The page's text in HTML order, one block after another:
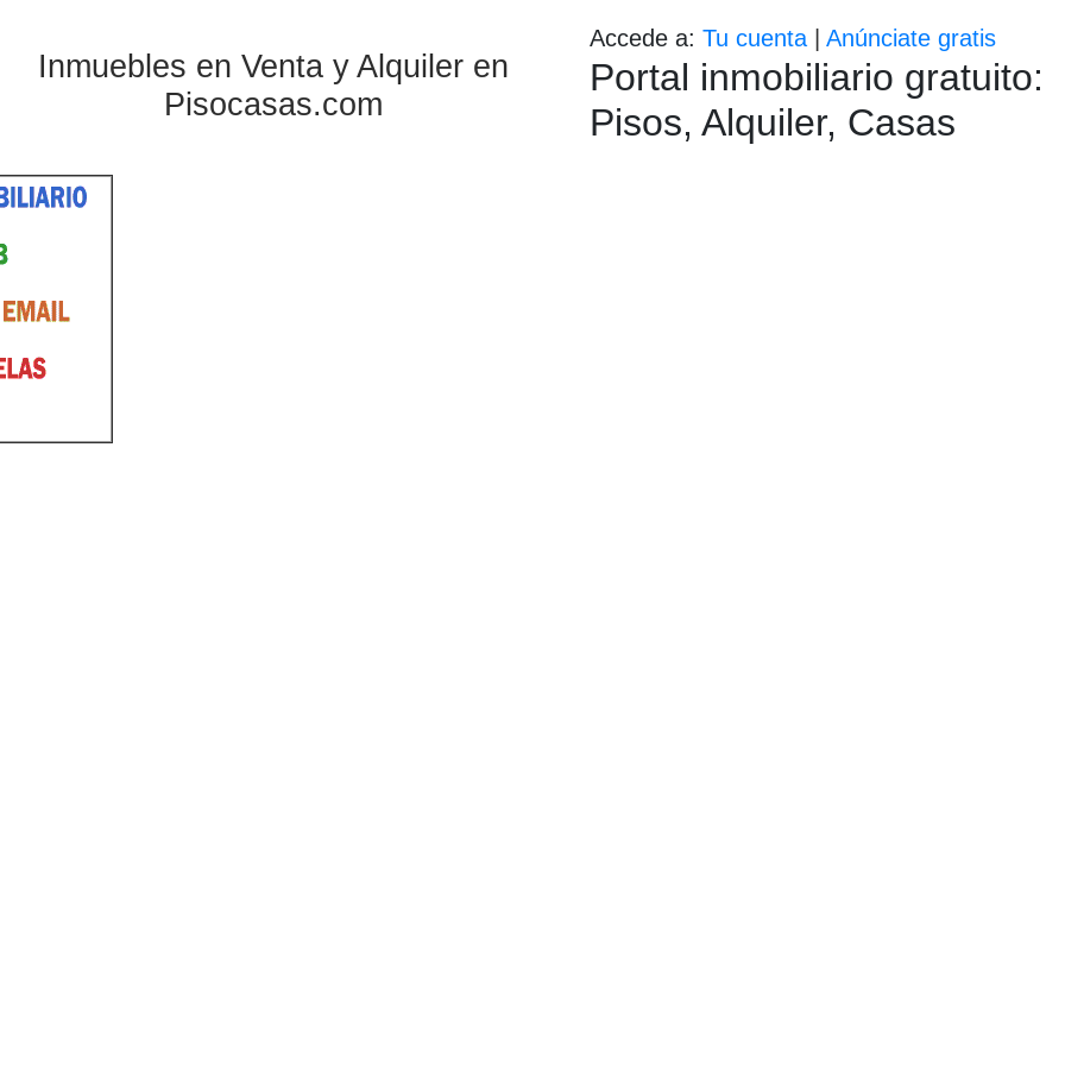
Inmuebles en Venta y Alquiler en
Pisocasas.com
Accede a: Tu cuenta| Anúnciate gratis
Portal inmobiliario gratuito:
Pisos, Alquiler, Casas